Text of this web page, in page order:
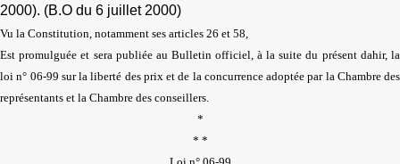
2000). (B.O du 6 juillet 2000)
Vu la Constitution, notamment ses articles 26 et 58,
Est promulguée et sera publiée au Bulletin officiel, à la suite du présent dahir, la
loi n° 06-99 sur la liberté des prix et de la concurrence adoptée par la Chambre des
représentants et la Chambre des conseillers.
*
* *